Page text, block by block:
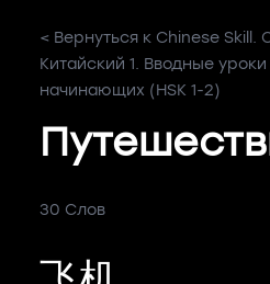
< Вернуться к Chinese Skill.
Китайский 1. Вводные
начинающих (HSK 1-2)
30 Слов